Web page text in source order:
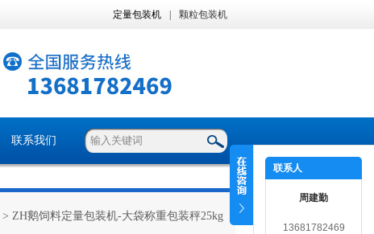
定量包装机 颗粒包装机
联系我们
> ZH鹅饲料定量包装机-大袋称重包装秤25kg
联系人
周建勤
13681782469